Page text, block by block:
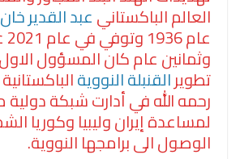
العالم الباكستانيعبد القدير خان
وثمانين عام كان المسؤول
تطويرالقنبلة النووية
رحمه الله في أدارت شبكة
لمساعدة إيران وليبيا وكوريا
الوصول الى برامجها النووية.